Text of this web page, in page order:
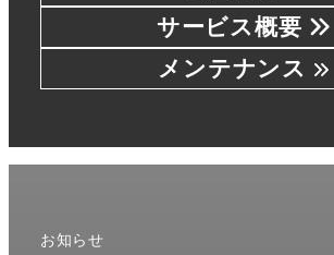
サービス概要
メンテナンス
お知らせ